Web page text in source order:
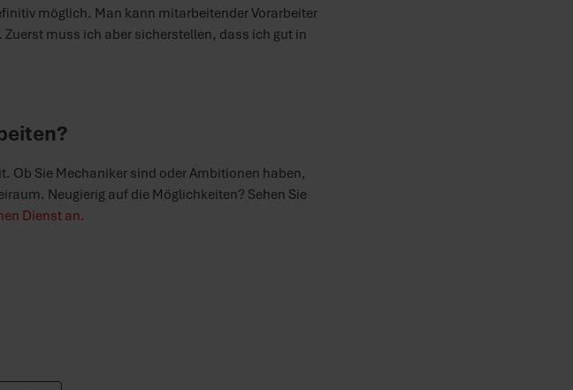
möglich. Man kann mitarbeitender Vorarbeiter
muss ich aber sicherstellen, dass ich gut in
Ob Sie Mechaniker sind oder Ambitionen haben,
Neugierig auf die Möglichkeiten? Sehen Sie
Dienst an.